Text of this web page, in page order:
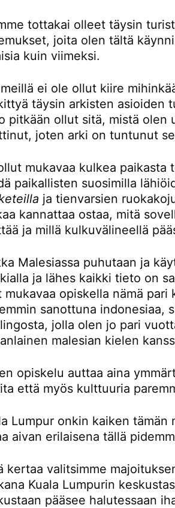
tottakai olleet täysin
joita olen tältä
kuin viimeksi.
ei ole ollut kiire
täysin arkisten asioiden
pitkään ollut sitä, mistä olen
joten arki on tuntunut
mukavaa kulkea paikasta
paikallisten suosimilla
ja tienvarsien
kannattaa ostaa, mitä
ja millä kulkuvälineellä
Malesiassa puhutaan ja
ja lähes kaikki tieto on
mukavaa opiskella nämä
sanottuna indonesiaa,
jolla olen jo pari
malesian kielen
opiskelu auttaa aina
että myös kulttuuria
Lumpur onkin kaiken
aivan erilaisena tällä
kertaa valitsimme
Kuala Lumpurin
pääsee halutessaan